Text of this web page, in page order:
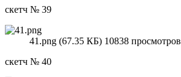
скетч № 39
41.png (67.35 КБ) 10838 просмотров
скетч № 40